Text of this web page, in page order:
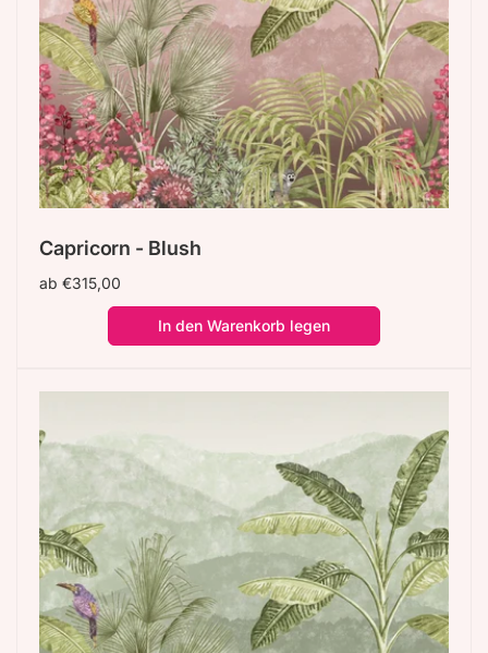
Capricorn - Blush
Normaler
ab €315,00
In den Warenkorb legen